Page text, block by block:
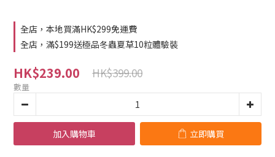
全店，本地買滿HK$299免運費
全店，滿$199送極品冬蟲夏草10粒體驗裝
HK$239.00 HK$399.00
數量
加入購物車 立即購買